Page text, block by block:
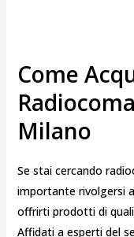
Come
Milano
Se stai cercando
importante rivolgersi
offrirti prodotti di
Affidati a esperti del